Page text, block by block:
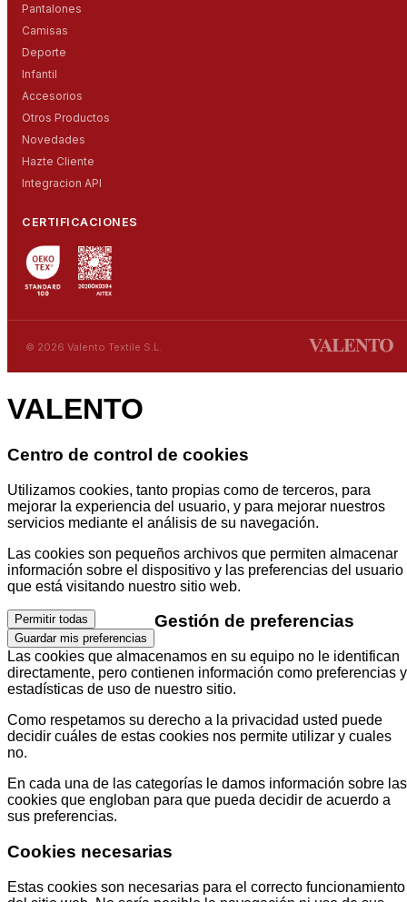
Pantalones
Camisas
Deporte
Infantil
Accesorios
Otros Productos
Novedades
Hazte Cliente
Integracion API
CERTIFICACIONES
© 2026 Valento Textile S.L.
VALENTO
Centro de control de cookies
Utilizamos cookies, tanto propias como de terceros, para
mejorar la experiencia del usuario, y para mejorar nuestros
servicios mediante el análisis de su navegación.
Las cookies son pequeños archivos que permiten almacenar
información sobre el dispositivo y las preferencias del usuario
que está visitando nuestro sitio web.
Permitir todas
Guardar mis preferencias
Gestión de preferencias
Las cookies que almacenamos en su equipo no le identifican
directamente, pero contienen información como preferencias y
estadísticas de uso de nuestro sitio.
Como respetamos su derecho a la privacidad usted puede
decidir cuáles de estas cookies nos permite utilizar y cuales
no.
En cada una de las categorías le damos información sobre las
cookies que engloban para que pueda decidir de acuerdo a
sus preferencias.
Cookies necesarias
Estas cookies son necesarias para el correcto funcionamiento